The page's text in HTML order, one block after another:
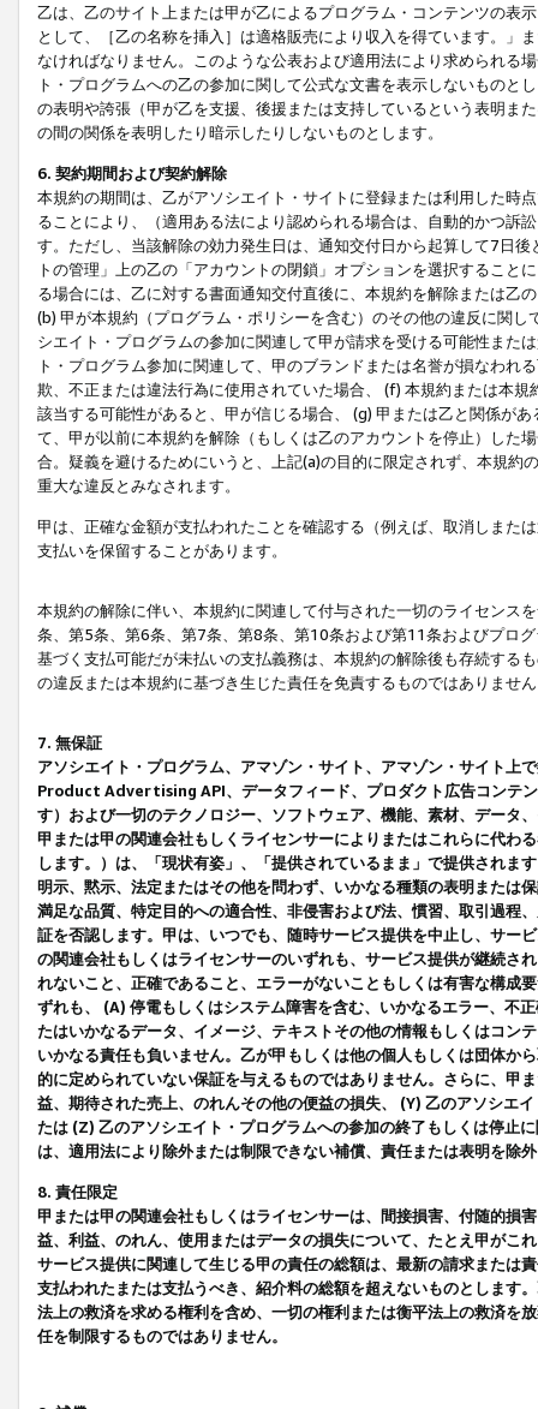
乙は、乙のサイト上または甲が乙によるプログラム・コンテンツの表
として、［乙の名称を挿入］は適格販売により収入を得ています。」
なければなりません。このような公表および適用法により求められる
ト・プログラムへの乙の参加に関して公式な文書を表示しないもの
の表明や誇張（甲が乙を支援、後援または支持しているという表明ま
の間の関係を表明したり暗示したりしないものとします。
6. 契約期間および契約解除
本規約の期間は、乙がアソシエイト・サイトに登録または利用した時
ることにより、（適用ある法により認められる場合は、自動的かつ訴
す。ただし、当該解除の効力発生日は、通知交付日から起算して7日
トの管理」上の乙の「アカウントの閉鎖」オプションを選択するこ
る場合には、乙に対する書面通知交付直後に、本規約を解除または乙
(b) 甲が本規約（プログラム・ポリシーを含む）のその他の違反に関
シエイト・プログラムの参加に関連して甲が請求を受ける可能性また
ト・プログラム参加に関連して、甲のブランドまたは名誉が損なわれ
欺、不正または違法行為に使用されていた場合、 (f) 本規約または本
該当する可能性があると、甲が信じる場合、 (g) 甲または乙と関係が
て、甲が以前に本規約を解除（もしくは乙のアカウントを停止）した
合。疑義を避けるためにいうと、上記(a)の目的に限定されず、本規
重大な違反とみなされます。
甲は、正確な金額が支払われたことを確認する（例えば、取消しまた
支払いを保留することがあります。
本規約の解除に伴い、本規約に関連して付与された一切のライセンス
条、第5条、第6条、第7条、第8条、第10条および第11条およびプロ
基づく支払可能だが未払いの支払義務は、本規約の解除後も存続する
の違反または本規約に基づき生じた責任を免責するものではありませ
7. 無保証
アソシエイト・プログラム、アマゾン・サイト、アマゾン・サイト上
Product Advertising API、データフィード、プロダクト広告コンテ
す）および一切のテクノロジー、ソフトウェア、機能、素材、データ
甲または甲の関連会社もしくライセンサーによりまたはこれらに代わ
します。）は、「現状有姿」、「提供されているまま」で提供されま
明示、黙示、法定またはその他を問わず、いかなる種類の表明または
満足な品質、特定目的への適合性、非侵害および法、慣習、取引過程
証を否認します。甲は、いつでも、随時サービス提供を中止し、サー
の関連会社もしくはライセンサーのいずれも、サービス提供が継続さ
れないこと、正確であること、エラーがないこともしくは有害な構成
ずれも、 (A) 停電もしくはシステム障害を含む、いかなるエラー、不
たはいかなるデータ、イメージ、テキストその他の情報もしくはコン
いかなる責任も負いません。乙が甲もしくは他の個人もしくは団体か
的に定められていない保証を与えるものではありません。さらに、甲
益、期待された売上、のれんその他の便益の損失、 (Y) 乙のアソシエ
たは (Z) 乙のアソシエイト・プログラムへの参加の終了もしくは停止
は、適用法により除外または制限できない補償、責任または表明を除
8. 責任限定
甲または甲の関連会社もしくはライセンサーは、間接損害、付随的損
益、利益、のれん、使用またはデータの損失について、たとえ甲がこ
サービス提供に関連して生じる甲の責任の総額は、最新の請求または
支払われたまたは支払うべき、紹介料の総額を超えないものとします
法上の救済を求める権利を含め、一切の権利または衡平法上の救済を
任を制限するものではありません。